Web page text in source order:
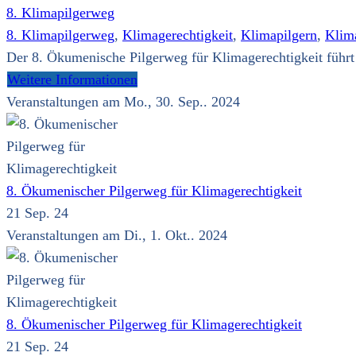
8. Klimapilgerweg
8. Klimapilgerweg, Klimagerechtigkeit, Klimapilgern,
Der 8. Ökumenische Pilgerweg für Klimagerechtigkeit
Weitere Informationen
Veranstaltungen am Mo., 30. Sep.. 2024
8. Ökumenischer Pilgerweg für Klimagerechtigkeit
21 Sep. 24
Veranstaltungen am Di., 1. Okt.. 2024
8. Ökumenischer Pilgerweg für Klimagerechtigkeit
21 Sep. 24